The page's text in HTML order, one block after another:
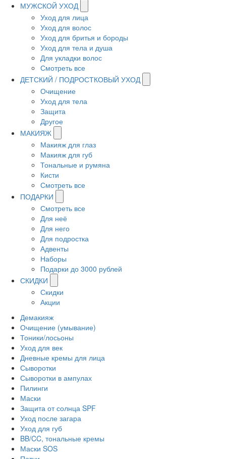
МУЖСКОЙ УХОД
Уход для лица
Уход для волос
Уход для бритья и бороды
Уход для тела и душа
Для укладки волос
Смотреть все
ДЕТСКИЙ / ПОДРОСТКОВЫЙ УХОД
Очищение
Уход для тела
Защита
Другое
МАКИЯЖ
Макияж для глаз
Макияж для губ
Тональные и румяна
Кисти
Смотреть все
ПОДАРКИ
Смотреть все
Для неё
Для него
Для подростка
Адвенты
Наборы
Подарки до 3000 рублей
СКИДКИ
Скидки
Акции
Демакияж
Очищение (умывание)
Тоники/лосьоны
Уход для век
Дневные кремы для лица
Сыворотки
Сыворотки в ампулах
Пилинги
Маски
Защита от солнца SPF
Уход после загара
Уход для губ
BB/CC, тональные кремы
Маски SOS